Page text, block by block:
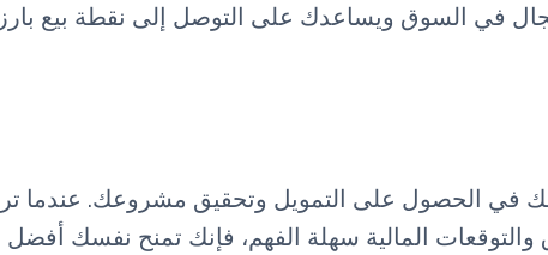
في السوق ويساعدك على التوصل إلى نقطة بيع
في الحصول على التمويل وتحقيق مشروعك. عندما
المالية سهلة الفهم، فإنك تمنح نفسك